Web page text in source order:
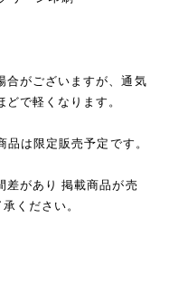
合がございますが、通気
で軽くなります。
は限定販売予定です。
差があり 掲載商品が売
ください。